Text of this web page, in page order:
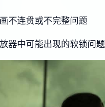
不连贯或不完整问题
器中可能出现的软锁问题